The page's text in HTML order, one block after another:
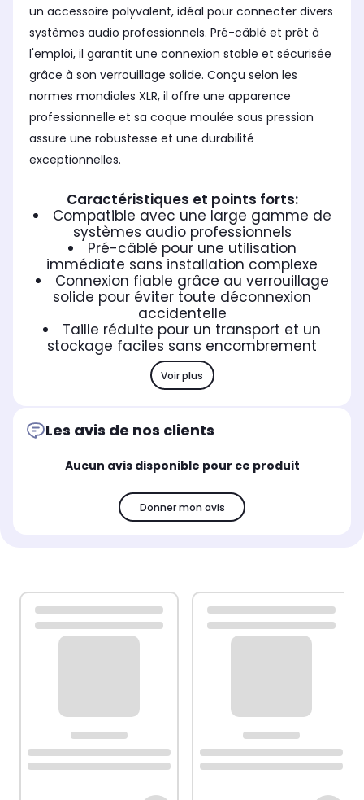
un accessoire polyvalent, idéal pour connecter divers
systèmes audio professionnels. Pré-câblé et prêt à
l'emploi, il garantit une connexion stable et sécurisée
grâce à son verrouillage solide. Conçu selon les
normes mondiales XLR, il offre une apparence
professionnelle et sa coque moulée sous pression
assure une robustesse et une durabilité
exceptionnelles.
Caractéristiques et points forts:
Compatible avec une large gamme de
systèmes audio professionnels
Pré-câblé pour une utilisation
immédiate sans installation complexe
Connexion fiable grâce au verrouillage
solide pour éviter toute déconnexion
accidentelle
Taille réduite pour un transport et un
stockage faciles sans encombrement
Voir plus
Les avis de nos clients
Aucun avis disponible pour ce produit
Donner mon avis